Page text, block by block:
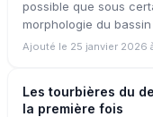
possible que sous
morphologie du
Ajouté le 25 janvier 2026
Les tourbières du
la première fois